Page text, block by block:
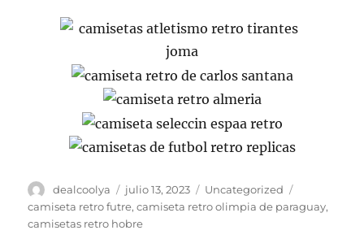
Autor
dealcoolya
Publicado
el
julio 13, 2023 Categorías
Uncategorized
camiseta retro futre,camiseta retro olimpia de paraguay,
camisetas retro hobre